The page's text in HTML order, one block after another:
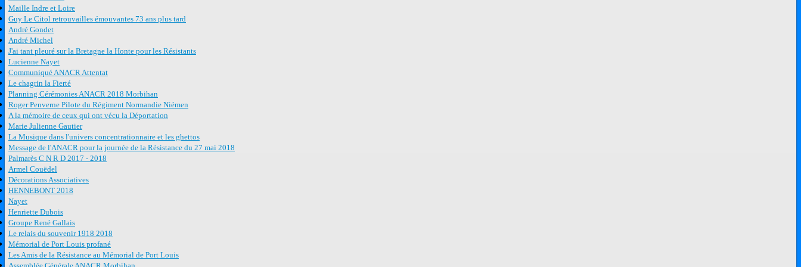
Maille Indre et Loire
Guy Le Citol retrouvailles émouvantes 73 ans plus tard
André Gondet
André Michel
J'ai tant pleuré sur la Bretagne la Honte pour les Résistants
Lucienne Nayet
Communiqué ANACR Attentat
Le chagrin la Fierté
Planning Cérémonies ANACR 2018 Morbihan
Roger Penverne Pilote du Régiment Normandie Niémen
A la mémoire de ceux qui ont vécu la Déportation
Marie Julienne Gautier
La Musique dans l'univers concentrationnaire et les ghettos
Message de l'ANACR pour la journée de la Résistance du 27 mai 2018
Palmarès C N R D 2017 - 2018
Armel Couëdel
Décorations Associatives
HENNEBONT 2018
Nayet
Henriette Dubois
Groupe René Gallais
Le relais du souvenir 1918 2018
Mémorial de Port Louis profané
Les Amis de la Résistance au Mémorial de Port Louis